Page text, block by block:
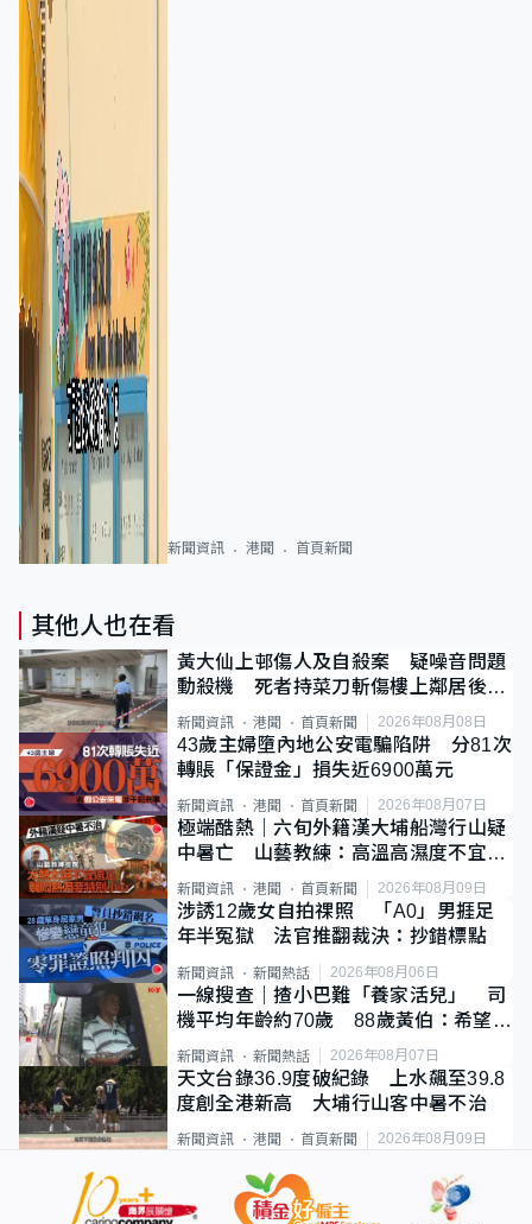
新聞資訊 港聞 首頁新聞
其他人也在看
黃大仙上邨傷人及自殺案 疑噪音問題
動殺機 死者持菜刀斬傷樓上鄰居後墮
斃
新聞資訊 港聞 首頁新聞 2026年08月08日
43歲主婦墮內地公安電騙陷阱 分81次
轉賬「保證金」損失近6900萬元
新聞資訊 港聞 首頁新聞 2026年08月07日
極端酷熱｜六旬外籍漢大埔船灣行山疑
中暑亡 山藝教練：高溫高濕度不宜遠
足
新聞資訊 港聞 首頁新聞 2026年08月09日
涉誘12歲女自拍祼照 「A0」男捱足
年半冤獄 法官推翻裁決：抄錯標點
新聞資訊 新聞熱話 2026年08月06日
一線搜查｜揸小巴難「養家活兒」 司
機平均年齡約70歲 88歲黃伯：希望一
直揸落去
新聞資訊 新聞熱話 2026年08月07日
天文台錄36.9度破紀錄 上水飆至39.8
度創全港新高 大埔行山客中暑不治
新聞資訊 港聞 首頁新聞 2026年08月09日